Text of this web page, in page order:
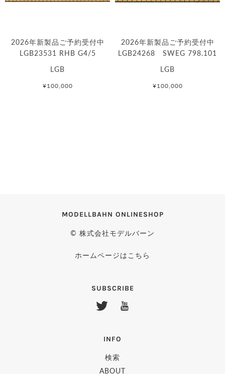
2026年新製品ご予約受付中
LGB23531 RHB G4/5
LGB
¥100,000
2026年新製品ご予約受付中
LGB24268 SWEG 798.101
LGB
¥100,000
MODELLBAHN ONLINESHOP
© 株式会社モデルバーン
ホームページはこちら
SUBSCRIBE
INFO
検索
ABOUT